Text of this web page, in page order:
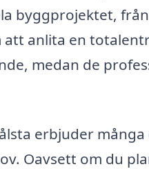
byggprojektet,
anlita en
medan de
erbjuder
Oavsett om du